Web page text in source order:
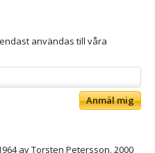
användas till våra
Anmäl mig
av Torsten Petersson. 2000